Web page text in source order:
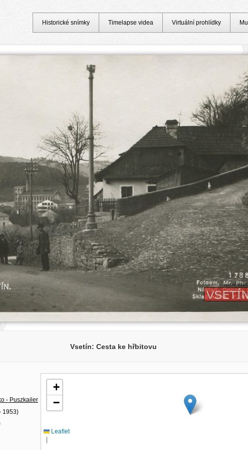
Vsetín: Cesta ke hřbitovu
- Puszkailer
1953)
+
−
Leaflet
|
Historické snímky Timelapse videa Virtuální prohlídky